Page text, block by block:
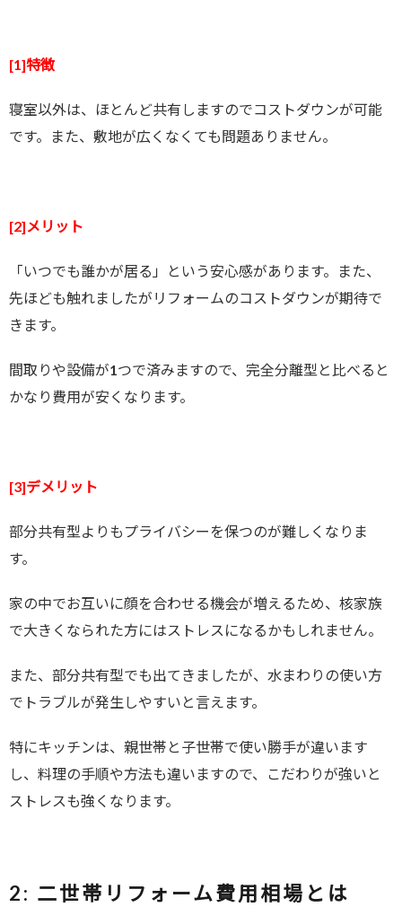
[1]特徴
寝室以外は、ほとんど共有しますのでコストダウンが可能
です。また、敷地が広くなくても問題ありません。
[2]メリット
「いつでも誰かが居る」という安心感があります。また、
先ほども触れましたがリフォームのコストダウンが期待で
きます。
間取りや設備が1つで済みますので、完全分離型と比べると
かなり費用が安くなります。
[3]デメリット
部分共有型よりもプライバシーを保つのが難しくなりま
す。
家の中でお互いに顔を合わせる機会が増えるため、核家族
で大きくなられた方にはストレスになるかもしれません。
また、部分共有型でも出てきましたが、水まわりの使い方
でトラブルが発生しやすいと言えます。
特にキッチンは、親世帯と子世帯で使い勝手が違います
し、料理の手順や方法も違いますので、こだわりが強いと
ストレスも強くなります。
2: 二世帯リフォーム費用相場とは